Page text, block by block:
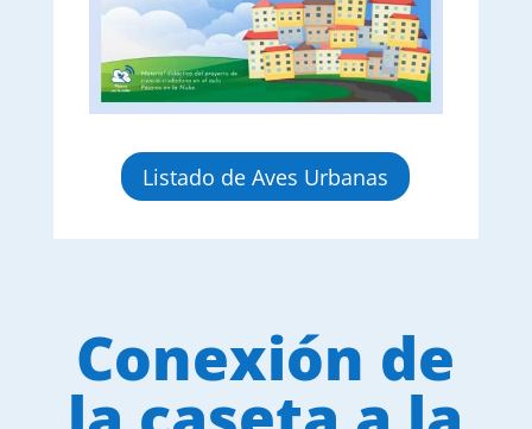
Listado de Aves Urbanas
Conexión de